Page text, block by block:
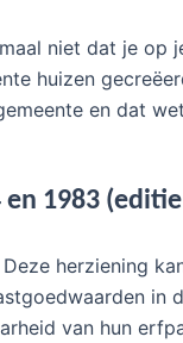
niet dat je op
huizen
en dat
1983
herziening
in
van hun